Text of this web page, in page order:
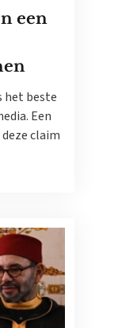
een
het beste
Een
claim